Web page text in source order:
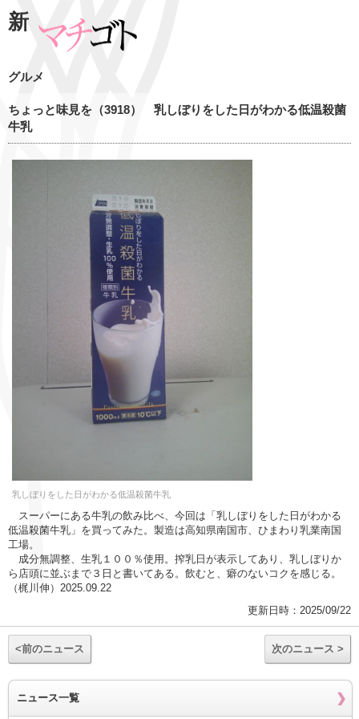
新
グルメ
ちょっと味見を（3918） 乳しぼりをした日がわかる低温殺菌
牛乳
乳しぼりをした日がわかる低温殺菌牛乳
スーパーにある牛乳の飲み比べ、今回は「乳しぼりをした日がわかる
低温殺菌牛乳」を買ってみた。製造は高知県南国市、ひまわり乳業南国
工場。
成分無調整、生乳１００％使用。搾乳日が表示してあり、乳しぼりか
ら店頭に並ぶまで３日と書いてある。飲むと、癖のないコクを感じる。
（梶川伸）2025.09.22
更新日時：2025/09/22
<前のニュース 次のニュース >
ニュース一覧